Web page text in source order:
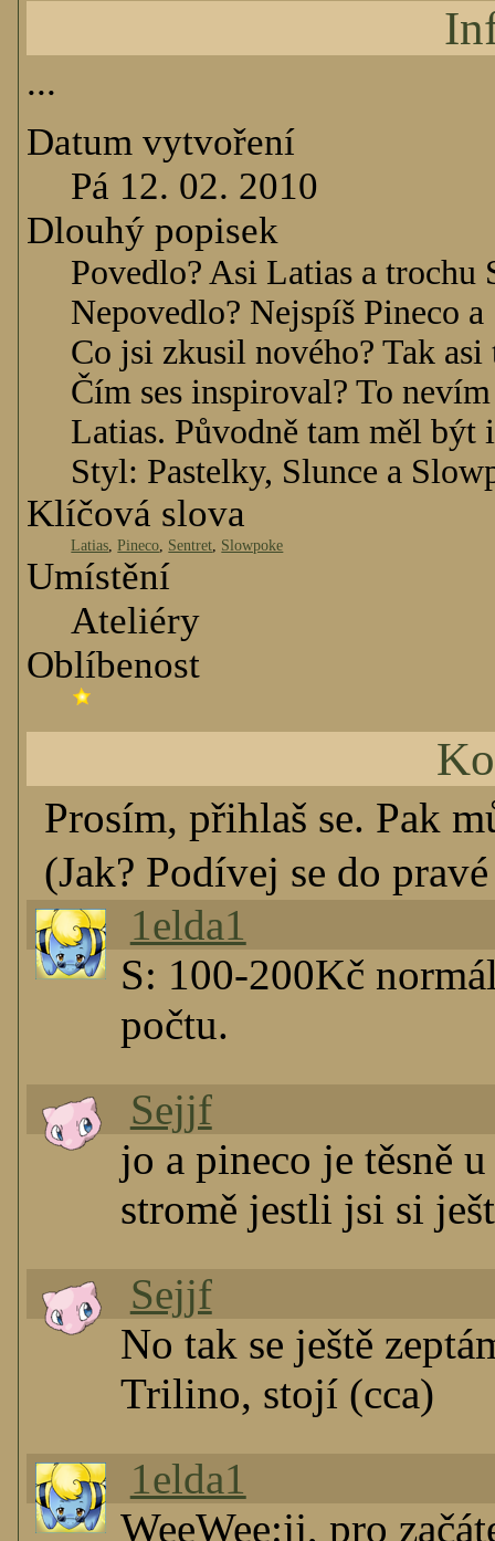
...
Datum vytvoření
Pá 12. 02. 2010
Dlouhý popisek
Povedlo? Asi Latias a trochu
Nepovedlo? Nejspíš Pineco
Co jsi zkusil nového? Tak
Čím ses inspiroval? To
Latias. Původně tam měl být
Styl: Pastelky, Slunce a
Klíčová slova
Latias,Pineco, Sentret, Slowpoke
Umístění
Ateliéry
Oblíbenost
Prosím, přihlaš se. Pak
(Jak? Podívej se do
1elda1
S: 100-200Kč
počtu.
Sejjf
jo a pineco je těsně
stromě jestli jsi si
Sejjf
No tak se ještě
Trilino, stojí (cca)
1elda1
WeeWee:jj, pro